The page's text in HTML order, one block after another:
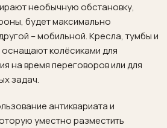
необычную обстановку,
будет максимально
– мобильной. Кресла, тумбы и
колёсиками для
на время переговоров или для
задач.
антиквариата и
уместно разместить